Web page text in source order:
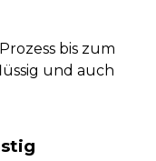
bis zum
und auch